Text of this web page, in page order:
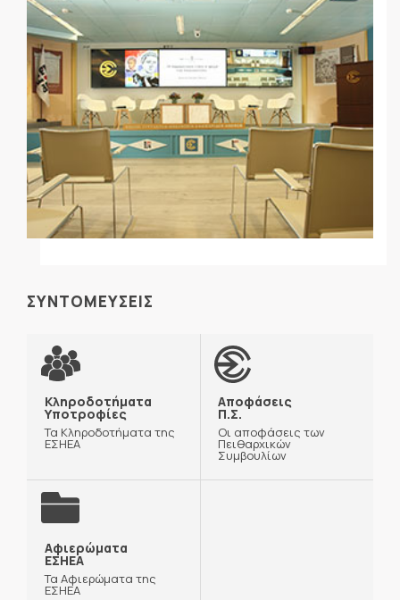
ΣΥΝΤΟΜΕΥΣΕΙΣ
Κληροδοτήματα
Υποτροφίες
Τα Κληροδοτήματα της
ΕΣΗΕΑ
Αποφάσεις
Π.Σ.
Οι αποφάσεις των
Πειθαρχικών
Συμβουλίων
Αφιερώματα
ΕΣΗΕΑ
Τα Αφιερώματα της
ΕΣΗΕΑ